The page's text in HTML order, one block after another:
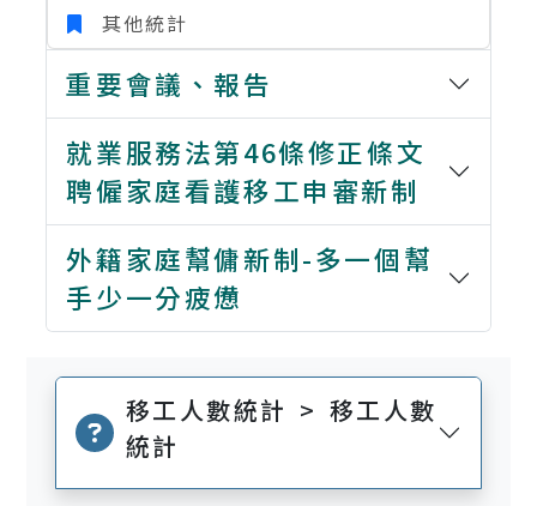
其他統計
重要會議、報告
就業服務法第46條修正條文
聘僱家庭看護移工申審新制
外籍家庭幫傭新制-多一個幫
手少一分疲憊
移工人數統計 > 移工人數
統計